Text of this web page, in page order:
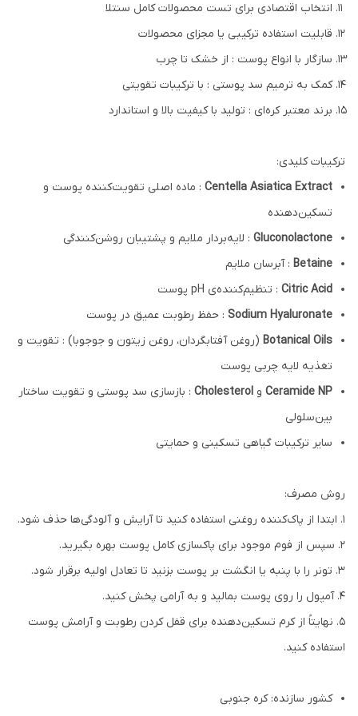
انتخاب اقتصادی برای تست محصولات کامل سنتلا
قابلیت استفاده ترکیبی یا مجزای محصولات
سازگار با انواع پوست : از خشک تا چرب
کمک به ترمیم سد پوستی : با ترکیبات تقویتی
برند معتبر کره‌ای : تولید با کیفیت بالا و استاندارد
ترکیبات کلیدی:
Centella Asiatica Extract : ماده اصلی تقویت‌کننده پوست و
تسکین‌دهنده
Gluconolactone : لایه‌بردار ملایم و پشتیبان روشن‌کنندگی
Betaine : آبرسان ملایم
Citric Acid : تنظیم‌کننده‌ی pH پوست
Sodium Hyaluronate : حفظ رطوبت عمیق در پوست
Botanical Oils (روغن آفتابگردان، روغن زیتون و جوجوبا) : تقویت و
تغذیه لایه چربی پوست
Ceramide NP و Cholesterol : بازسازی سد پوستی و تقویت ساختار
بین‌سلولی
سایر ترکیبات گیاهی تسکینی و حمایتی
روش مصرف:
۱. ابتدا از پاک‌کننده روغنی استفاده کنید تا آرایش و آلودگی‌ها حذف شود.
۲. سپس از فوم موجود برای پاکسازی کامل پوست بهره بگیرید.
۳. تونر را با پنبه یا انگشت بر پوست بزنید تا تعادل اولیه برقرار شود.
۴. آمپول را روی پوست بمالید و به آرامی پخش کنید.
۵. نهایتاً از کرم تسکین‌دهنده برای قفل کردن رطوبت و آرامش پوست
استفاده کنید.
کشور سازنده: کره جنوبی